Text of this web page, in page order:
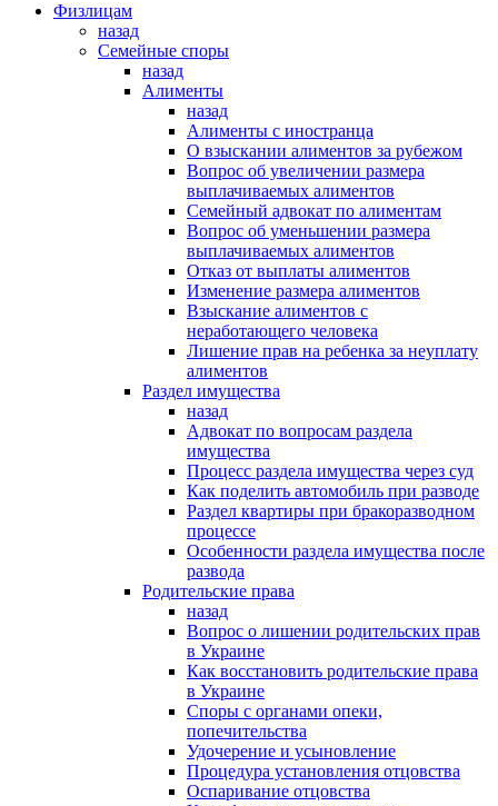
Физлицам
назад
Семейные споры
назад
Алименты
назад
Алименты с иностранца
О взыскании алиментов за рубежом
Вопрос об увеличении размера
выплачиваемых алиментов
Семейный адвокат по алиментам
Вопрос об уменьшении размера
выплачиваемых алиментов
Отказ от выплаты алиментов
Изменение размера алиментов
Взыскание алиментов с
неработающего человека
Лишение прав на ребенка за неуплату
алиментов
Раздел имущества
назад
Адвокат по вопросам раздела
имущества
Процесс раздела имущества через суд
Как поделить автомобиль при разводе
Раздел квартиры при бракоразводном
процессе
Особенности раздела имущества после
развода
Родительские права
назад
Вопрос о лишении родительских прав
в Украине
Как восстановить родительские права
в Украине
Споры с органами опеки,
попечительства
Удочерение и усыновление
Процедура установления отцовства
Оспаривание отцовства